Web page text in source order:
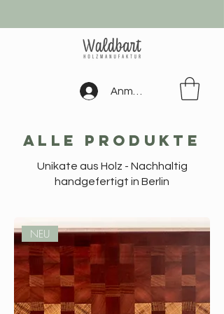
Anmelden
ALLE PRODUKTE
Unikate aus Holz - Nachhaltig
handgefertigt in Berlin
NEU